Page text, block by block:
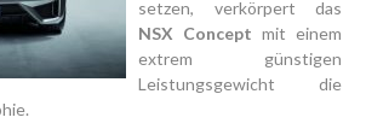
setzen, verkörpert das
NSX Concept mit einem
extrem günstigen
Leistungsgewicht die